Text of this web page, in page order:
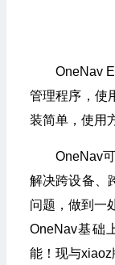
OneNav
管理程序，使
装简单，使用
OneNav
解决跨设备、
问题，做到一
OneNav基础
能！现与xiaoz